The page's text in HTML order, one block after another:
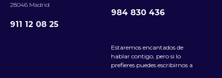
28046 Madrid
911 12 08 25
984 830 436
Estaremos encantados de
hablar contigo, pero si lo
prefieres puedes escribirnos a